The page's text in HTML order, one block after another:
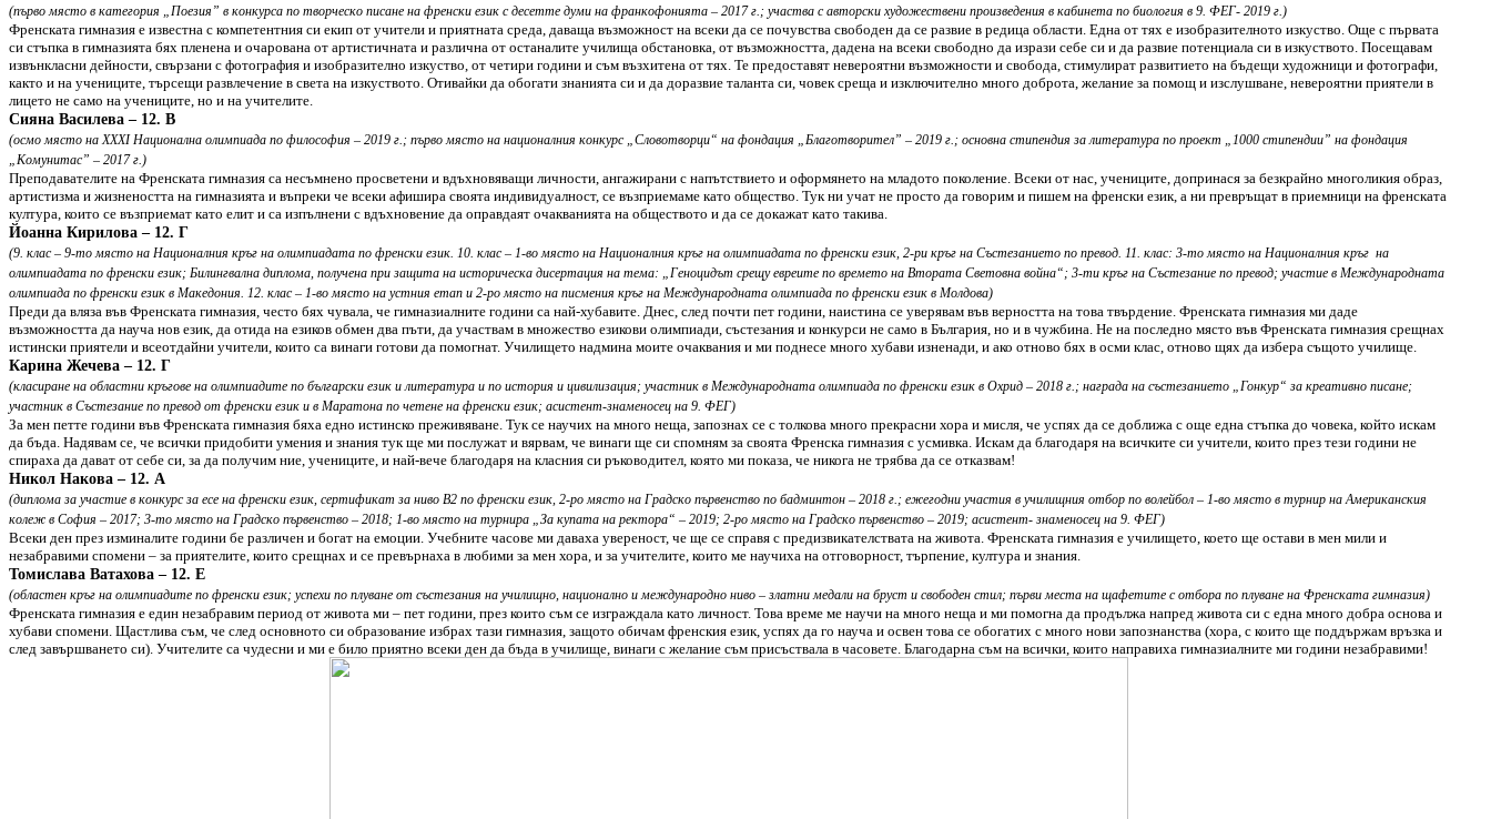
(първо място в категория „Поезия” в конкурса по творческо писане на френски език с десетте думи на франкофонията – 2017 г.; участва с авторски художествени произведения в кабинета по биология в 9. ФЕГ- 2019 г.)
Френската гимназия е известна с компетентния си екип от учители и приятната среда, даваща възможност на всеки да се почувства свободен да се развие в редица области. Една от тях е изобразителното изкуство. Още с първата
си стъпка в гимназията бях пленена и очарована от артистичната и различна от останалите училища обстановка, от възможността, дадена на всеки свободно да изрази себе си и да развие потенциала си в изкуството. Посещавам
извънкласни дейности, свързани с фотография и изобразително изкуство, от четири години и съм възхитена от тях. Те предоставят невероятни възможности и свобода, стимулират развитието на бъдещи художници и фотографи,
както и на учениците, търсещи развлечение в света на изкуството. Отивайки да обогати знанията си и да доразвие таланта си, човек среща и изключително много доброта, желание за помощ и изслушване, невероятни приятели в
лицето не само на учениците, но и на учителите.
Сияна Василева – 12. В
(осмо място на XXXI Национална олимпиада по философия – 2019 г.; първо място на националния конкурс „Словотворци“ на фондация „Благотворител” – 2019 г.; основна стипендия за литература по проект „1000 стипендии” на фондация
„Комунитас” – 2017 г.)
Преподавателите на Френската гимназия са несъмнено просветени и вдъхновяващи личности, ангажирани с напътствието и оформянето на младото поколение. Всеки от нас, учениците, допринася за безкрайно многоликия образ,
артистизма и жизнеността на гимназията и въпреки че всеки афишира своята индивидуалност, се възприемаме като общество. Тук ни учат не просто да говорим и пишем на френски език, а ни превръщат в приемници на френската
култура, които се възприемат като елит и са изпълнени с вдъхновение да оправдаят очакванията на обществото и да се докажат като такива.
Йоанна Кирилова – 12. Г
(9. клас – 9-то място на Националния кръг на олимпиадата по френски език. 10. клас – 1-во място на Националния кръг на олимпиадата по френски език, 2-ри кръг на Състезанието по превод. 11. клас: 3-то място на Националния кръг на
олимпиадата по френски език; Билингвална диплома, получена при защита на историческа дисертация на тема: „Геноцидът срещу евреите по времето на Втората Световна война“; 3-ти кръг на Състезание по превод; участие в Международната
олимпиада по френски език в Македония. 12. клас – 1-во място на устния етап и 2-ро място на писмения кръг на Международната олимпиада по френски език в Молдова)
Преди да вляза във Френската гимназия, често бях чувала, че гимназиалните години са най-хубавите. Днес, след почти пет години, наистина се уверявам във верността на това твърдение. Френската гимназия ми даде
възможността да науча нов език, да отида на езиков обмен два пъти, да участвам в множество езикови олимпиади, състезания и конкурси не само в България, но и в чужбина. Не на последно място във Френската гимназия срещнах
истински приятели и всеотдайни учители, които са винаги готови да помогнат. Училището надмина моите очаквания и ми поднесе много хубави изненади, и ако отново бях в осми клас, отново щях да избера същото училище.
Карина Жечева – 12. Г
(класиране на областни кръгове на олимпиадите по български език и литература и по история и цивилизация; участник в Международната олимпиада по френски език в Охрид – 2018 г.; награда на състезанието „Гонкур“ за креативно писане;
участник в Състезание по превод от френски език и в Маратона по четене на френски език; асистент-знаменосец на 9. ФЕГ)
За мен петте години във Френската гимназия бяха едно истинско преживяване. Тук се научих на много неща, запознах се с толкова много прекрасни хора и мисля, че успях да се доближа с още една стъпка до човека, който искам
да бъда. Надявам се, че всички придобити умения и знания тук ще ми послужат и вярвам, че винаги ще си спомням за своята Френска гимназия с усмивка. Искам да благодаря на всичките си учители, които през тези години не
спираха да дават от себе си, за да получим ние, учениците, и най-вече благодаря на класния си ръководител, която ми показа, че никога не трябва да се отказвам!
Никол Накова – 12. А
(диплома за участие в конкурс за есе на френски език, сертификат за ниво В2 по френски език, 2-ро място на Градско първенство по бадминтон – 2018 г.; ежегодни участия в училищния отбор по волейбол – 1-во място в турнир на Американския
колеж в София – 2017; 3-то място на Градско първенство – 2018; 1-во място на турнира „За купата на ректора“ – 2019; 2-ро място на Градско първенство – 2019; асистент- знаменосец на 9. ФЕГ)
Всеки ден през изминалите години бе различен и богат на емоции. Учебните часове ми даваха увереност, че ще се справя с предизвикателствата на живота. Френската гимназия е училището, което ще остави в мен мили и
незабравими спомени – за приятелите, които срещнах и се превърнаха в любими за мен хора, и за учителите, които ме научиха на отговорност, търпение, култура и знания.
Томислава Ватахова – 12. Е
(областен кръг на олимпиадите по френски език; успехи по плуване от състезания на училищно, национално и международно ниво – златни медали на бруст и свободен стил; първи места на щафетите с отбора по плуване на Френската гимназия)
Френската гимназия е един незабравим период от живота ми – пет години, през които съм се изграждала като личност. Това време ме научи на много неща и ми помогна да продължа напред живота си с една много добра основа и
хубави спомени. Щастлива съм, че след основното си образование избрах тази гимназия, защото обичам френския език, успях да го науча и освен това се обогатих с много нови запознанства (хора, с които ще поддържам връзка и
след завършването си). Учителите са чудесни и ми е било приятно всеки ден да бъда в училище, винаги с желание съм присъствала в часовете. Благодарна съм на всички, които направиха гимназиалните ми години незабравими!